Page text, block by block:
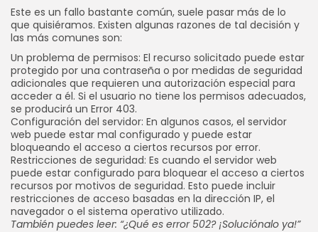
SEGUINOS
Este es un fallo bastante común, suele pasar más de lo
que quisiéramos. Existen algunas razones de tal decisión y
las más comunes son:
Un problema de permisos: El recurso solicitado puede estar
protegido por una contraseña o por medidas de seguridad
adicionales que requieren una autorización especial para
acceder a él. Si el usuario no tiene los permisos adecuados,
se producirá un Error 403.
Configuración del servidor: En algunos casos, el servidor
web puede estar mal configurado y puede estar
bloqueando el acceso a ciertos recursos por error.
Restricciones de seguridad: Es cuando el servidor web
puede estar configurado para bloquear el acceso a ciertos
recursos por motivos de seguridad. Esto puede incluir
restricciones de acceso basadas en la dirección IP, el
navegador o el sistema operativo utilizado.
También puedes leer: “¿Qué es error 502? ¡Soluciónalo ya!”